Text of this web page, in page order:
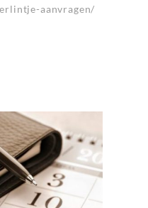
aanvragen/